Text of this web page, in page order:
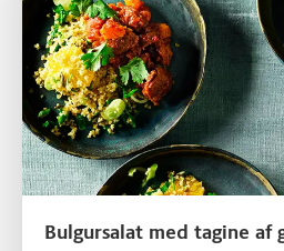
Bulgursalat med tagine af